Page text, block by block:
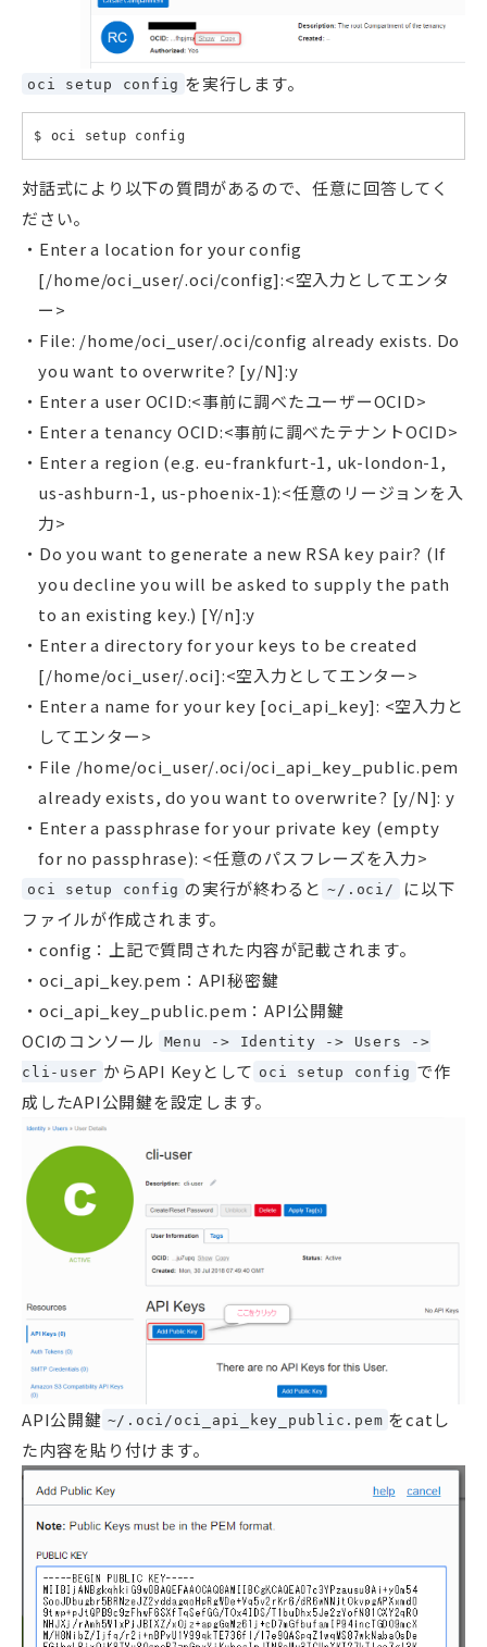
oci setup config を実行します。
対話式により以下の質問があるので、任意に回答してく
ださい。
Enter a location for your config
[/home/oci_user/.oci/config]:<空入力としてエンタ
ー>
File: /home/oci_user/.oci/config already exists. Do
you want to overwrite? [y/N]:y
Enter a user OCID:<事前に調べたユーザーOCID>
Enter a tenancy OCID:<事前に調べたテナントOCID>
Enter a region (e.g. eu-frankfurt-1, uk-london-1,
us-ashburn-1, us-phoenix-1):<任意のリージョンを入
力>
Do you want to generate a new RSA key pair? (If
you decline you will be asked to supply the path
to an existing key.) [Y/n]:y
Enter a directory for your keys to be created
[/home/oci_user/.oci]:<空入力としてエンター>
Enter a name for your key [oci_api_key]: <空入力と
してエンター>
File /home/oci_user/.oci/oci_api_key_public.pem
already exists, do you want to overwrite? [y/N]: y
Enter a passphrase for your private key (empty
for no passphrase): <任意のパスフレーズを入力>
oci setup config の実行が終わると ~/.oci/
に以下
ファイルが作成されます。
config：上記で質問された内容が記載されます。
oci_api_key.pem：API秘密鍵
oci_api_key_public.pem：API公開鍵
OCIのコンソール
Menu -> Identity -> Users ->
cli-user からAPI Keyとして oci setup config で作
成したAPI公開鍵を設定します。
API公開鍵 ~/.oci/oci_api_key_public.pem をcatし
た内容を貼り付けます。